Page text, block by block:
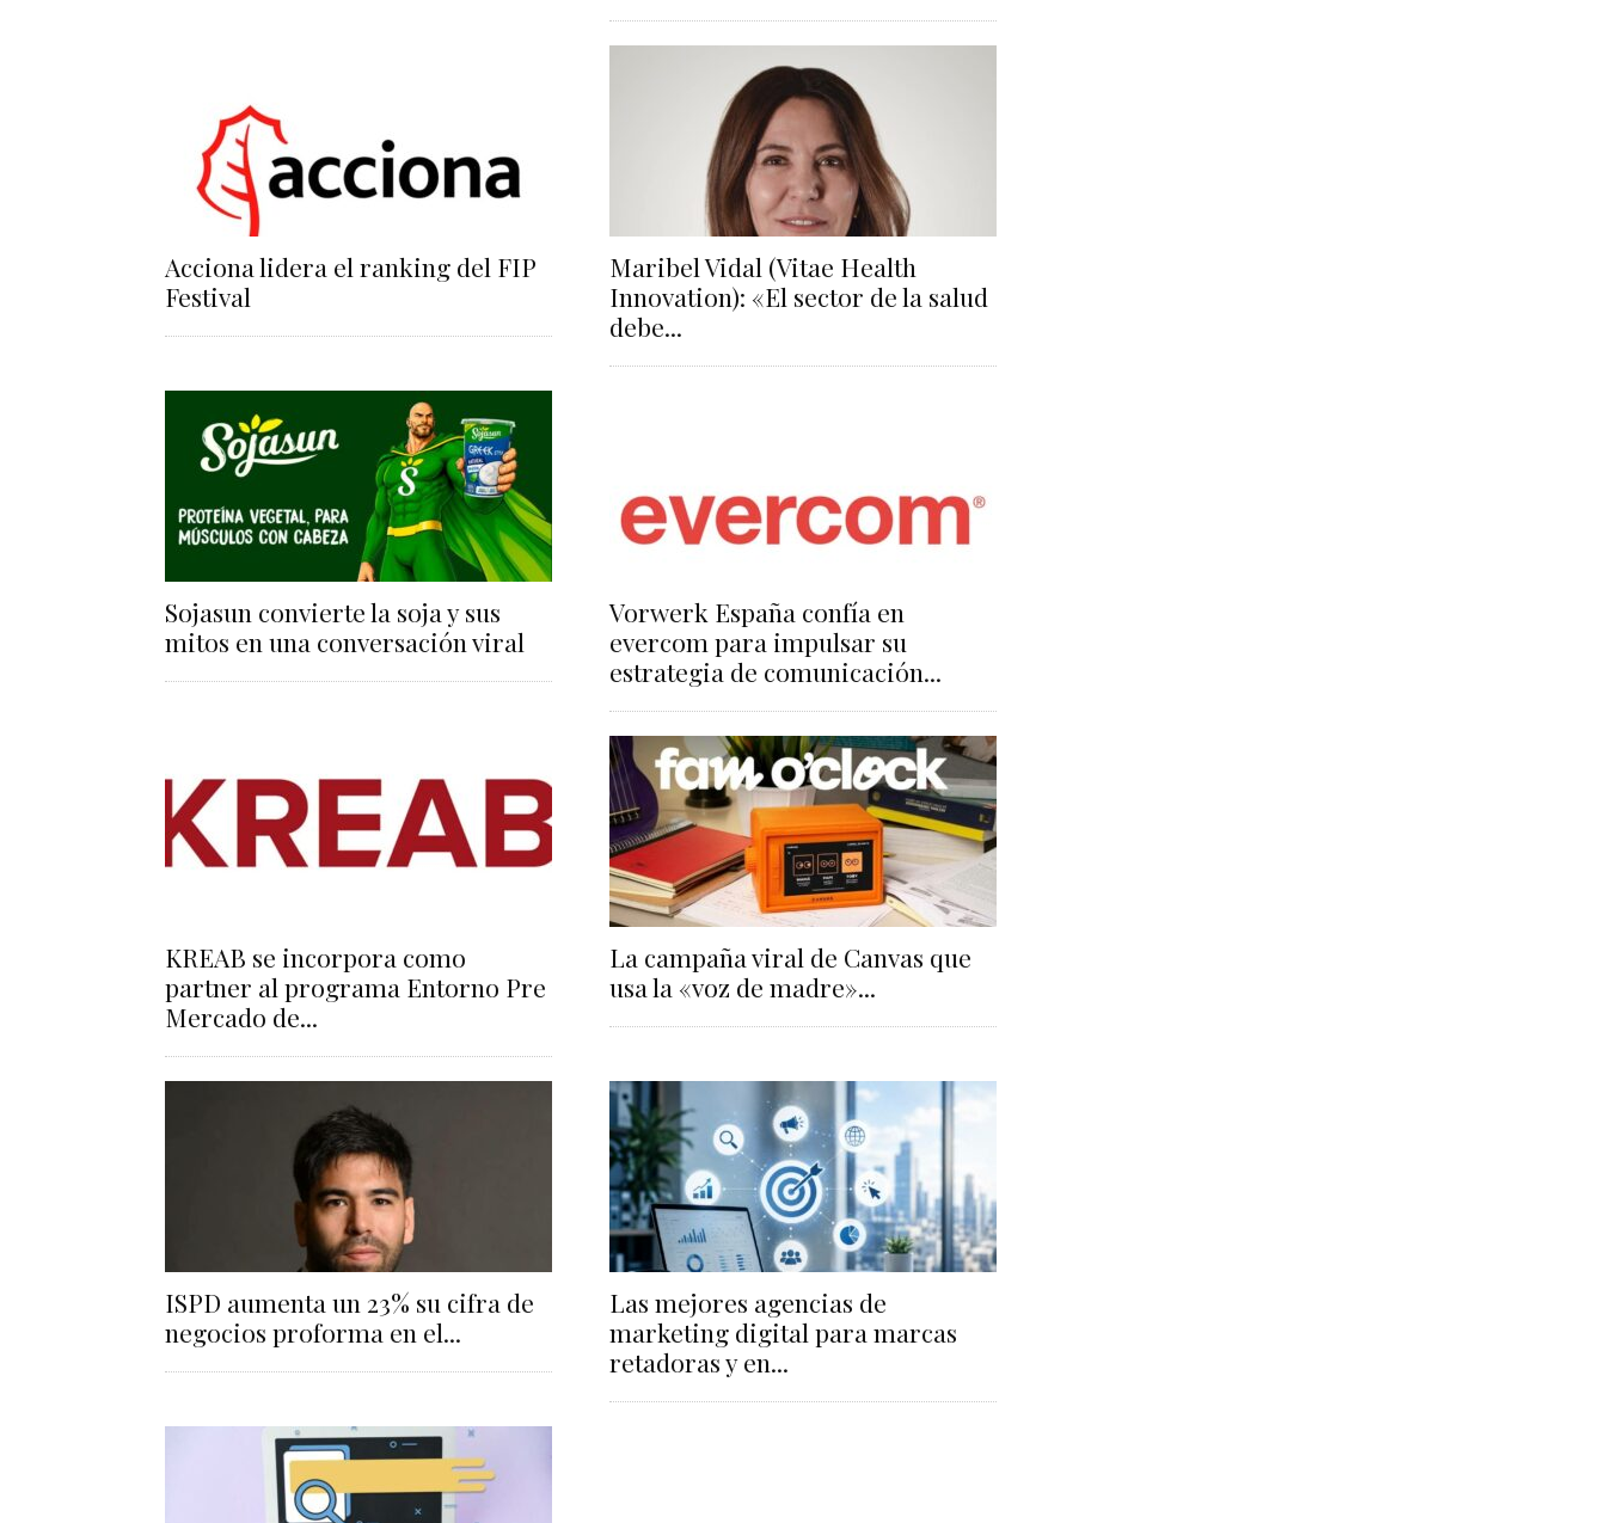
Acciona lidera el ranking del FIP
Festival
Maribel Vidal (Vitae Health
Innovation): «El sector de la salud
debe...
Sojasun convierte la soja y sus
mitos en una conversación viral
Vorwerk España confía en
evercom para impulsar su
estrategia de comunicación...
KREAB se incorpora como
partner al programa Entorno Pre
Mercado de...
La campaña viral de Canvas que
usa la «voz de madre»...
ISPD aumenta un 23% su cifra de
negocios proforma en el...
Las mejores agencias de
marketing digital para marcas
retadoras y en...